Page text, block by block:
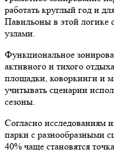
работать круглый год и
Павильоны в этой логике
узлами.
Функциональное
активного и тихого
площадки, коворкинги и
учитывать сценарии
сезоны.
Согласно исследованиям
парки с разнообразными
40% чаще становятся